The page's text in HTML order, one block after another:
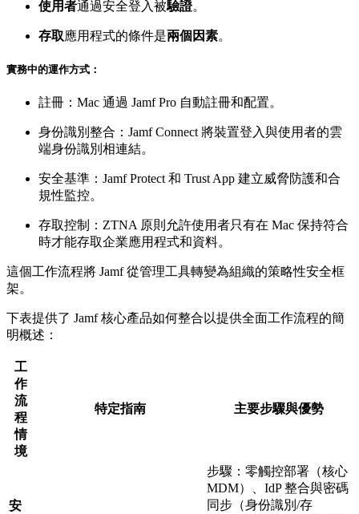
使用者通過安全登入被驗證。
存取應用程式的條件是兩個因素。
實務中的運作方式：
註冊：Mac 通過 Jamf Pro 自動註冊和配置。
身份識別整合：Jamf Connect 將裝置登入與使用者的雲
端身份識別相連結。
安全基準：Jamf Protect 和 Trust App 建立威脅防護和合
規性監控。
存取控制：ZTNA 原則允許使用者只有在 Mac 保持符合
時才能存取企業應用程式和資料。
這個工作流程將 Jamf 從管理工具轉變為組織的策略性安全框
架。
下表提供了 Jamf 核心產品如何整合以提供全面工作流程的簡
明概述：
工
作
流
程
情
境
特定指南 主要步驟與優勢
安
步驟：零觸控部署（核心
MDM）、IdP 整合與密碼
同步（身份識別/存